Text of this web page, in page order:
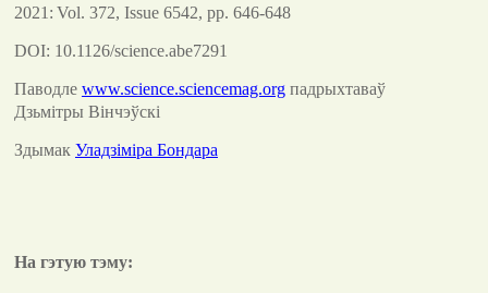
2021: Vol. 372, Issue 6542, pp. 646-648
DOI: 10.1126/science.abe7291
Паводле www.science.sciencemag.org падрыхтаваў
Дзьмітры Вінчэўскі
Здымак Уладзіміра Бондара
На гэтую тэму: